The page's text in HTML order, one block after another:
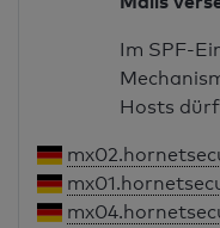
Im SPF-
Hosts